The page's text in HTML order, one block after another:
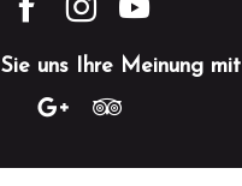
Sie uns Ihre Meinung mit